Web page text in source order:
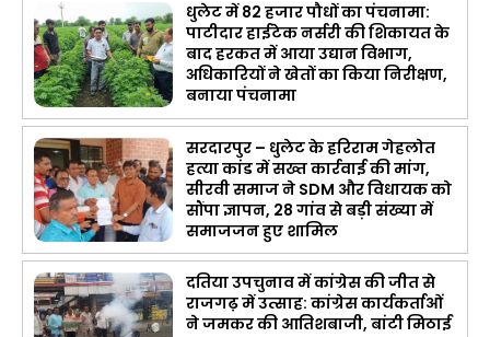
धुलेट में 82 हजार पौधों का पंचनामा:
पाटीदार हाईटेक नर्सरी की शिकायत के
बाद हरकत में आया उद्यान विभाग,
अधिकारियों ने खेतों का किया निरीक्षण,
बनाया पंचनामा
सरदारपुर – धुलेट के हरिराम गेहलोत
हत्या कांड में सख्त कार्रवाई की मांग,
सीरवी समाज ने SDM और विधायक को
सौंपा ज्ञापन, 28 गांव से बड़ी संख्या में
समाजजन हुए शामिल
दतिया उपचुनाव में कांग्रेस की जीत से
राजगढ़ में उत्साह: कांग्रेस कार्यकर्ताओं
ने जमकर की आतिशबाजी, बांटी मिठाई